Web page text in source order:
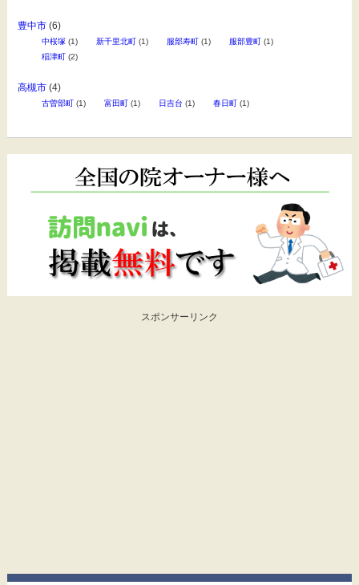
豊中市(6)
中桜塚(1) 新千里北町(1) 服部寿町(1) 服部豊町(1)
稲津町(2)
高槻市(4)
古曽部町(1) 富田町(1) 日吉台 (1) 春日町(1)
スポンサーリンク